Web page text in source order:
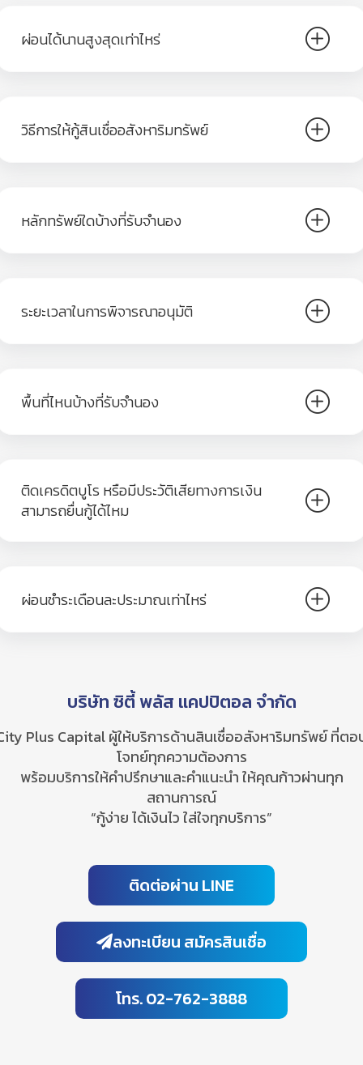
ผ่อนได้นานสูงสุดเท่าไหร่
วิธีการให้กู้สินเชื่ออสังหาริมทรัพย์
หลักทรัพย์ใดบ้างที่รับจำนอง
ระยะเวลาในการพิจารณาอนุมัติ
พื้นที่ไหนบ้างที่รับจำนอง
ติดเครดิตบูโร หรือมีประวัติเสียทางการเงิน
สามารถยื่นกู้ได้ไหม
ผ่อนชำระเดือนละประมาณเท่าไหร่
บริษัท ซิตี้ พลัส แคปปิตอล จำกัด
Plus Capital ผู้ให้บริการด้านสินเชื่ออสังหาริมทรัพย์ ที่ตอ
โจทย์ทุกความต้องการ
พร้อมบริการให้คำปรึกษาและคำแนะนำ ให้คุณก้าวผ่านทุก
สถานการณ์
“กู้ง่าย ได้เงินไว ใส่ใจทุกบริการ”
ติดต่อผ่าน LINE
ลงทะเบียน สมัครสินเชื่อ
โทร. 02-762-3888